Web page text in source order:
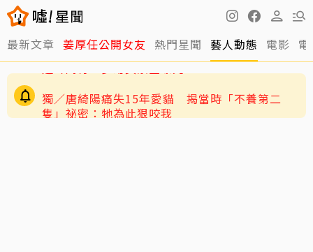
最新文章 姜厚任公開女友 熱門星聞 藝人動態 電影
隻」祕密：牠為此狠咬我